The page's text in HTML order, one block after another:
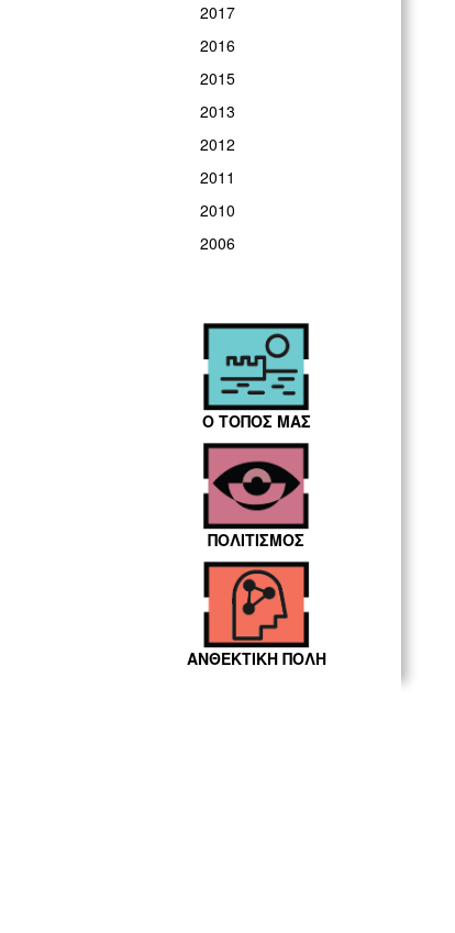
2017
2016
2015
2013
2012
2011
2010
2006
Ο ΤΟΠΟΣ ΜΑΣ
ΠΟΛΙΤΙΣΜΟΣ
ΑΝΘΕΚΤΙΚΗ ΠΟΛΗ